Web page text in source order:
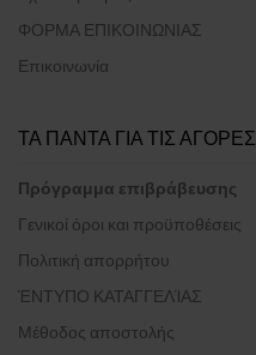
ΦΟΡΜΑ ΕΠΙΚΟΙΝΩΝΙΑΣ
Επικοινωνία
ΤΑ ΠΑΝΤΑ ΓΙΑ ΤΙΣ ΑΓΟΡΕΣ
Πρόγραμμα επιβράβευσης
Γενικοί όροι και προϋποθέσεις
Πολιτική απορρήτου
ΈΝΤΥΠΟ ΚΑΤΑΓΓΕΛΊΑΣ
Μέθοδος αποστολής